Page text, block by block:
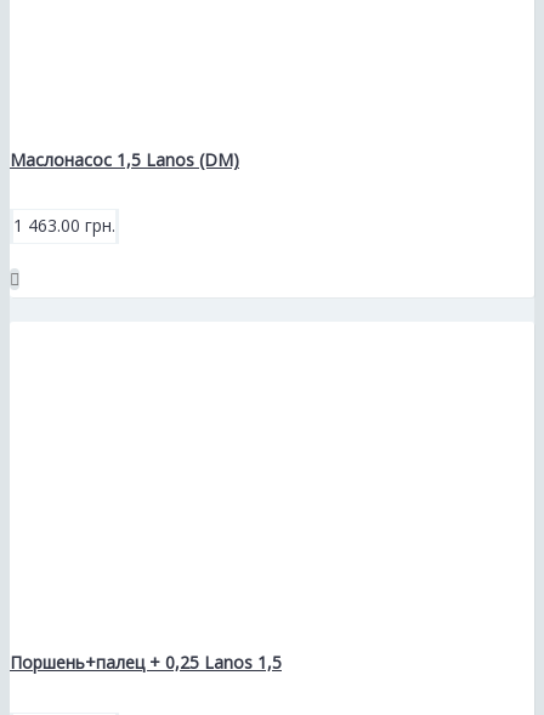
Маслонасос 1,5 Lanos (DM)
1 463.00 грн.
Поршень+палец + 0,25 Lanos 1,5